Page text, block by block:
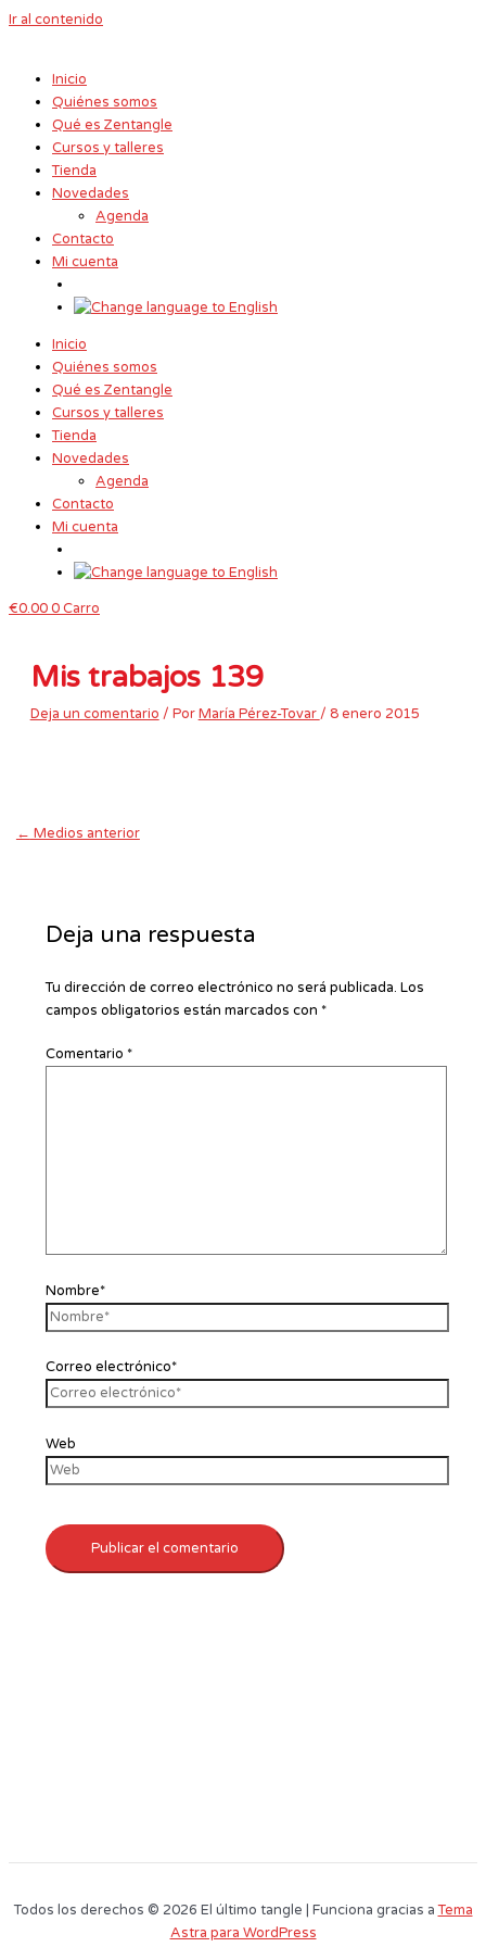
Ir al contenido
Inicio
Quiénes somos
Qué es Zentangle
Cursos y talleres
Tienda
Novedades
Agenda
Contacto
Mi cuenta
Inicio
Quiénes somos
Qué es Zentangle
Cursos y talleres
Tienda
Novedades
Agenda
Contacto
Mi cuenta
€0.000Carro
Mis trabajos 139
Deja un comentario / PorMaría Pérez-Tovar / 8 enero 2015
← Medios anterior
Deja una respuesta
Tu dirección de correo electrónico no será publicada. Los
campos obligatorios están marcados con *
Comentario *
Nombre*
Correo electrónico*
Web
Todos los derechos © 2026 El último tangle | Funciona gracias aTema
Astra para WordPress